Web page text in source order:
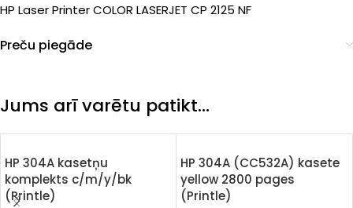
HP Laser Printer COLOR LASERJET CP 2125 NF
Preču piegāde
Jums arī varētu patikt…
HP 304A kasetņu
komplekts c/m/y/bk
(Printle)
HP 304A (CC532A) kasete
yellow 2800 pages
(Printle)